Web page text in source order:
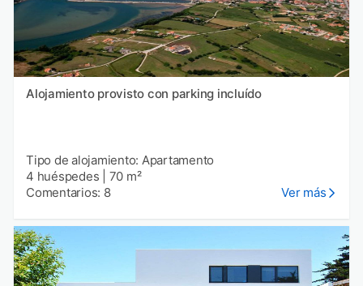
Alojamiento provisto con parking incluído
Tipo de alojamiento: Apartamento
4 huéspedes
70 m²
Comentarios: 8
Ver más